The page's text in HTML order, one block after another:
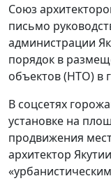
Союз
письмо
администрации
порядок в
объектов (НТО) в
В соцсетях
установке на
продвижения
архитектор